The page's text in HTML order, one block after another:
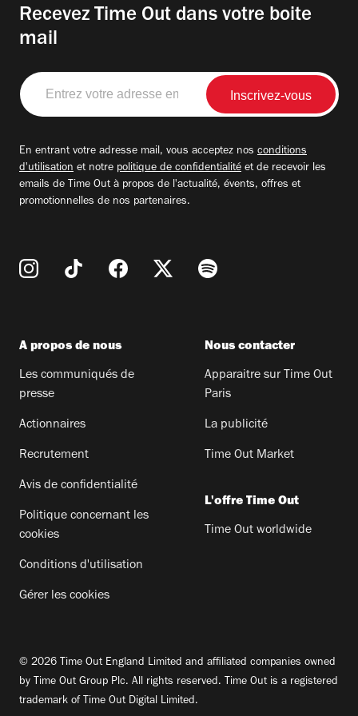
Recevez Time Out dans votre boite
mail
Entrez
votre
adresse
En entrant votre adresse mail, vous acceptez nos conditions
d'utilisation et notre politique de confidentialité et de recevoir les
emails de Time Out à propos de l'actualité, évents, offres et
promotionnelles de nos partenaires.
A propos de nous
Les communiqués de
presse
Actionnaires
Recrutement
Avis de confidentialité
Politique concernant les
cookies
Conditions d'utilisation
Gérer les cookies
Nous contacter
Apparaitre sur Time Out
Paris
La publicité
Time Out Market
L'offre Time Out
Time Out worldwide
© 2026 Time Out England Limited and affiliated companies owned
by Time Out Group Plc. All rights reserved. Time Out is a registered
trademark of Time Out Digital Limited.